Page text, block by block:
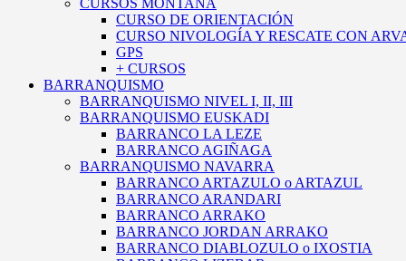
CURSOS MONTAÑA
CURSO DE ORIENTACIÓN
CURSO NIVOLOGÍA Y RESCATE CON
GPS
+ CURSOS
BARRANQUISMO
BARRANQUISMO NIVEL I, II, III
BARRANQUISMO EUSKADI
BARRANCO LA LEZE
BARRANCO AGIÑAGA
BARRANQUISMO NAVARRA
BARRANCO ARTAZULO o ARTAZUL
BARRANCO ARANDARI
BARRANCO ARRAKO
BARRANCO JORDAN ARRAKO
BARRANCO DIABLOZULO o IXOSTIA